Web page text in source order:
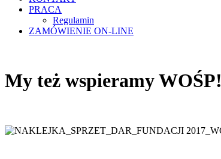
PRACA
Regulamin
ZAMÓWIENIE ON-LINE
My też wspieramy WOŚP!